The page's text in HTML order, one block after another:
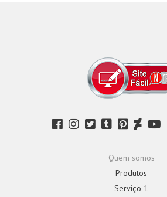
Quem somos
Produtos
Serviço 1